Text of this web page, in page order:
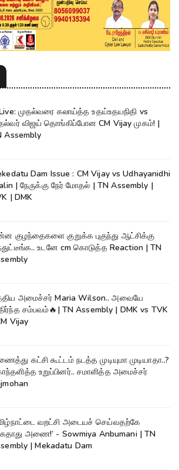
முதல்வரை கலாய்த்த உதய்உதயநிதி vs
விஜய் தொங்கிப்போன CM Vijay முகம்! |
Assembly
Dam Issue : CM Vijay vs Udhayanidhi
| நேருக்கு நேர் மோதல் | TN Assembly |
| DMK
குழந்தைகளை குறுக்க புகுந்து ஆட்சிக்கு
உடனே cm கொடுத்த Reaction | TN
அமைச்சர் Maria Wilson.. அவையே
சம்பவம்🔥| TN Assembly | DMK vs TVK
Vijay
கட்சி கூட்டம் நடத்த முடியுமா முடியாதா..?
உறுப்பினர்.. சமாளித்த அமைச்சர்
வறட்சி அடையச் செய்வதற்கே
அணை!’ - Sowmiya Anbumani | TN
| Mekadatu Dam